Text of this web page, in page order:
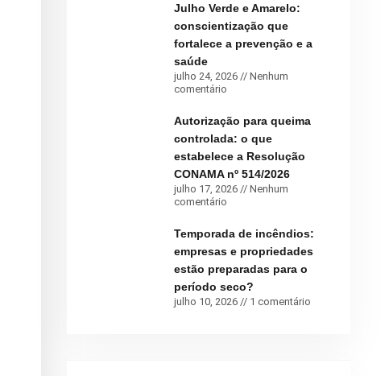
Julho Verde e Amarelo:
conscientização que
fortalece a prevenção e a
saúde
julho 24, 2026
Nenhum
comentário
Autorização para queima
controlada: o que
estabelece a Resolução
CONAMA nº 514/2026
julho 17, 2026
Nenhum
comentário
Temporada de incêndios:
empresas e propriedades
estão preparadas para o
período seco?
julho 10, 2026 1 comentário